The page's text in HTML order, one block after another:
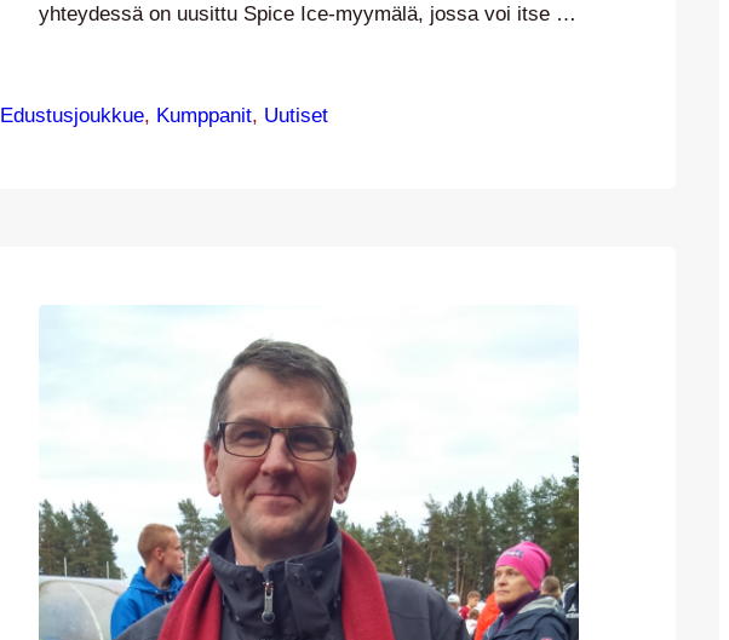
yhteydessä on uusittu Spice Ice-myymälä, jossa voi itse
Vaarakallio, Antto Hilska, Tommi Kari, Jasin Abahassine,
Jarkko Kosunen, Aram Hasanzada, Antto Tapaninen ja
Edustusjoukkue, Kumppanit, Uutiset